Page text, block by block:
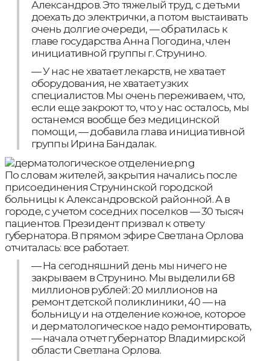
Александров. Это тяжелый труд, с детьми
доехать до электрички, а потом выстаивать
очень долгие очереди, — обратилась к
главе государства Анна Погодина, член
инициативной группы г. Струнино.
— У нас не хватает лекарств, не хватает
оборудования, не хватает узких
специалистов. Мы очень переживаем, что,
если еще закроют то, что у нас осталось, мы
останемся вообще без медицинской
помощи, — добавила глава инициативной
группы Ирина Бандалак.
По словам жителей, закрытия начались после
присоединения Струнинской городской
больницы к Александровской районной. А в
городе, с учетом соседних поселков — 30 тысяч
пациентов. Президент призвал к ответу
губернатора. В прямом эфире Светлана Орлова
отчиталась: все работает.
— На сегодняшний день мы ничего не
закрываем в Струнино. Мы выделили 68
миллионов рублей: 20 миллионов на
ремонт детской поликлиники, 40 — на
больницу и на отделение кожное, которое
и дерматологическое надо ремонтировать,
— начала отчет губернатор Владимирской
области Светлана Орлова.